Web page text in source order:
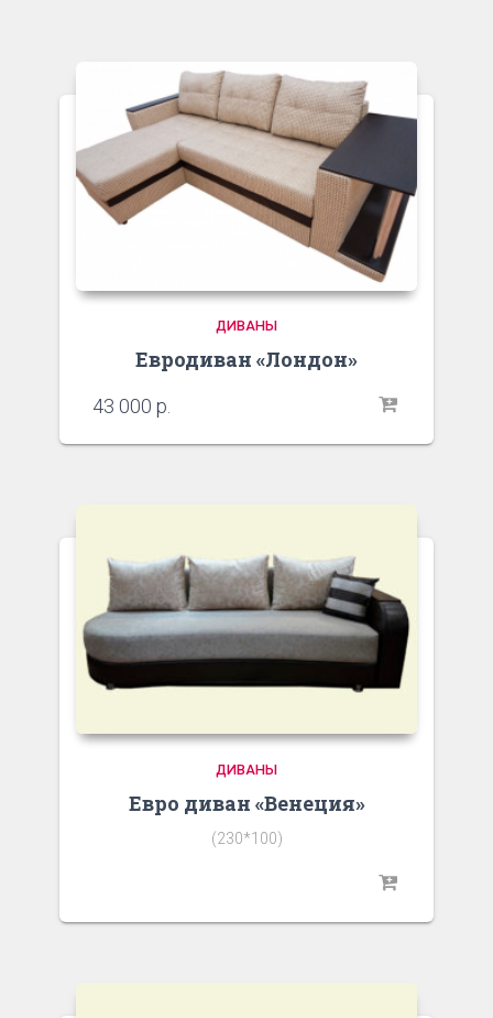
ДИВАНЫ
Евродиван «Лондон»
43 000 р.
ДИВАНЫ
Евро диван «Венеция»
(230*100)